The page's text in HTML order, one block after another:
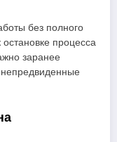
без полного
процесса
заранее
непредвиденные